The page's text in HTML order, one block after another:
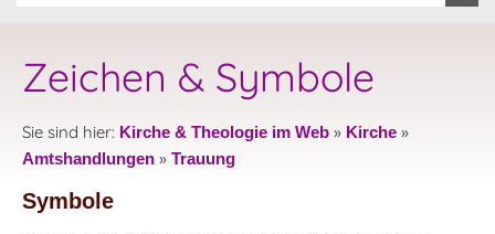
Zeichen & Symbole
Sie sind hier: Kirche & Theologie im Web » Kirche »
Amtshandlungen » Trauung
Symbole